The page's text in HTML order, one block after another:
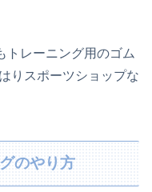
トレーニング用のゴム
りスポーツショップな
のやり方